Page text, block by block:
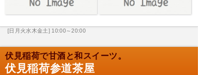
[日月火水木金土] 10:00～20:00
伏見稲荷で甘酒と和スイーツ。
伏見稲荷参道茶屋